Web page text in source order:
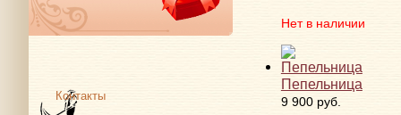
Контакты
Нет в наличии
Пепельница
9 900 руб.